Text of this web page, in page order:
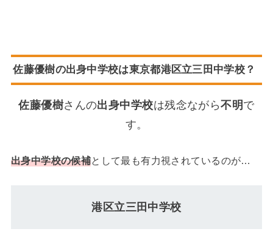
佐藤優樹の出身中学校は東京都港区立三田中学校？
佐藤優樹さんの出身中学校は残念ながら不明 で
す。
出身中学校の候補として最も有力視されているのが…
港区立三田中学校